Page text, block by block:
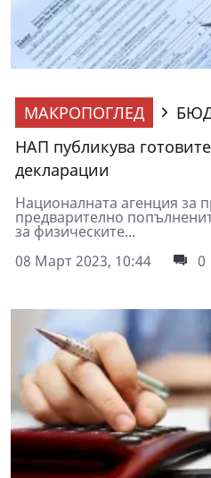
МАКРОПОГЛЕД
НАП публикува
декларации
Националната агенция за
предварително
за физическите...
08 Март 2023, 10:44
0